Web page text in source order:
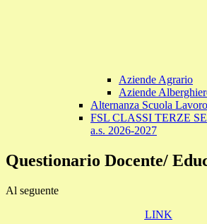
Aziende Agrario
Aziende
Alternanza Scuola
FSL CLASSI TERZE
a.s. 2026-2027
Questionario Docente/
Al seguente
LINK